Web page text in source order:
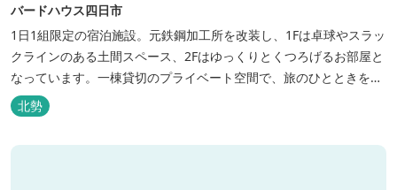
バードハウス四日市
1日1組限定の宿泊施設。元鉄鋼加工所を改装し、1Fは卓球やスラッ
クラインのある土間スペース、2Fはゆっくりとくつろげるお部屋と
なっています。一棟貸切のプライベート空間で、旅のひとときを過
ごしてみては。
北勢